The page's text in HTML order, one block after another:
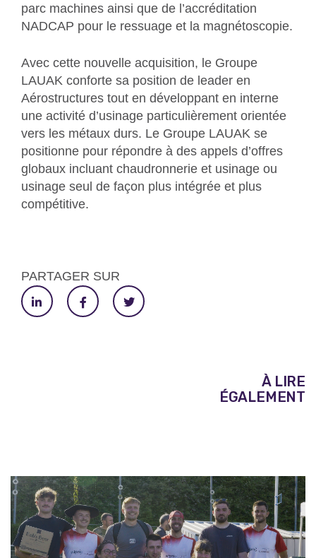
parc machines ainsi que de l’accréditation
NADCAP pour le ressuage et la magnétoscopie.
Avec cette nouvelle acquisition, le Groupe
LAUAK conforte sa position de leader en
Aérostructures tout en développant en interne
une activité d’usinage particulièrement orientée
vers les métaux durs. Le Groupe LAUAK se
positionne pour répondre à des appels d’offres
globaux incluant chaudronnerie et usinage ou
usinage seul de façon plus intégrée et plus
compétitive.
PARTAGER SUR
À LIRE
ÉGALEMENT